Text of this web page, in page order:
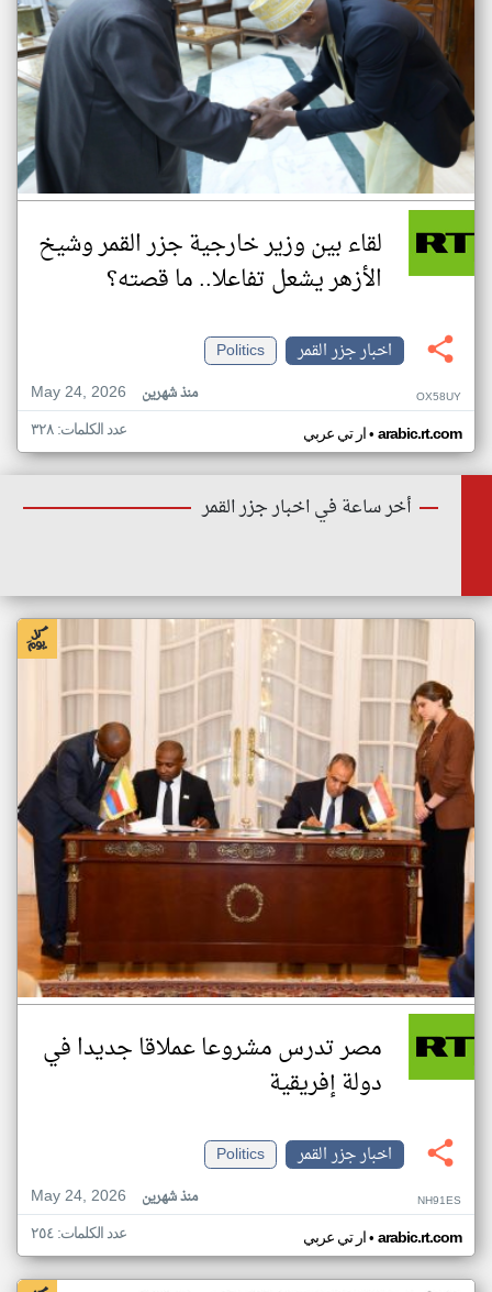
لقاء بين وزير خارجية جزر القمر وشيخ
الأزهر يشعل تفاعلا.. ما قصته؟
اخبار جزر القمر
Politics
May 24, 2026
منذ شهرين OX58UY
ار تي عربي• arabic.rt.com عدد الكلمات: ٣٢٨
أخر ساعة في اخبار جزر القمر
مصر تدرس مشروعا عملاقا جديدا في
دولة إفريقية
اخبار جزر القمر
Politics
May 24, 2026
منذ شهرين NH91ES
ار تي عربي• arabic.rt.com عدد الكلمات: ٢٥٤